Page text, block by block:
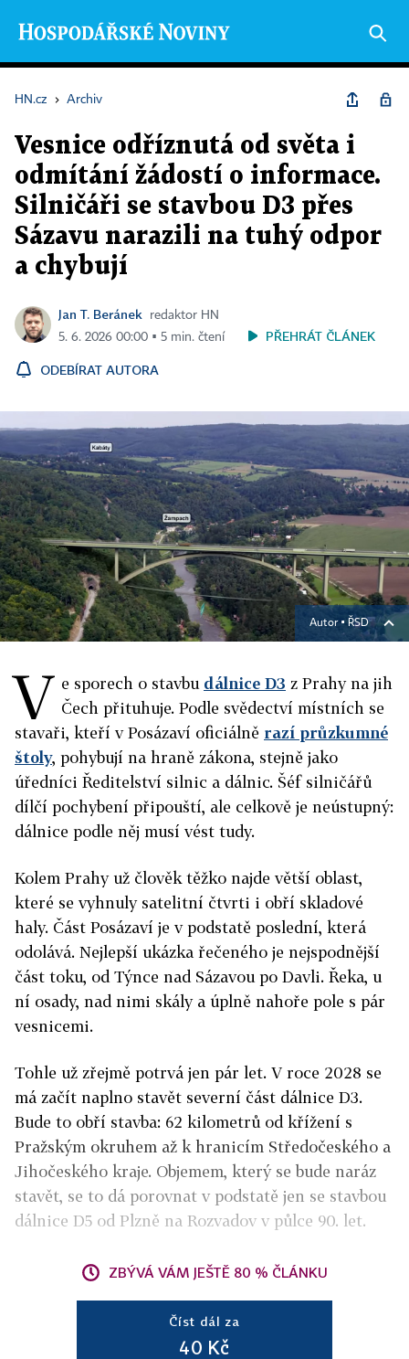
HN.cz › Archiv
Vesnice odříznutá od světa i
odmítání žádostí o informace.
Silničáři se stavbou D3 přes
Sázavu narazili na tuhý odpor
a chybují
Jan T. Beránek
redaktor HN
5. 6. 2026 00:00 ▪ 5 min. čtení
PŘEHRÁT ČLÁNEK
ODEBÍRAT AUTORA
Autor ▪ ŘSD
V e sporech o stavbu dálnice D3 z Prahy na jih
Čech přituhuje. Podle svědectví místních se
stavaři, kteří v Posázaví oficiálně razí průzkumné
štoly, pohybují na hraně zákona, stejně jako
úředníci Ředitelství silnic a dálnic. Šéf silničářů
dílčí pochybení připouští, ale celkově je neústupný:
dálnice podle něj musí vést tudy.
Kolem Prahy už člověk těžko najde větší oblast,
které se vyhnuly satelitní čtvrti i obří skladové
haly. Část Posázaví je v podstatě poslední, která
odolává. Nejlepší ukázka řečeného je nejspodnější
část toku, od Týnce nad Sázavou po Davli. Řeka, u
ní osady, nad nimi skály a úplně nahoře pole s pár
vesnicemi.
Tohle už zřejmě potrvá jen pár let. V roce 2028 se
má začít naplno stavět severní část dálnice D3.
Bude to obří stavba: 62 kilometrů od křížení s
Pražským okruhem až k hranicím Středočeského a
Jihočeského kraje. Objemem, který se bude naráz
stavět, se to dá porovnat v podstatě jen se stavbou
dálnice D5 od Plzně na Rozvadov v půlce 90. let.
ZBÝVÁ VÁM JEŠTĚ 80 % ČLÁNKU
Číst dál za
40 Kč